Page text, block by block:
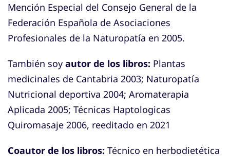
Mención Especial del Consejo General de la
Federación Española de Asociaciones
Profesionales de la Naturopatía en 2005.
También soy autor de los libros: Plantas
medicinales de Cantabria 2003; Naturopatía
Nutricional deportiva 2004; Aromaterapia
Aplicada 2005; Técnicas Haptologicas
Quiromasaje 2006, reeditado en 2021
Coautor de los libros: Técnico en herbodietética